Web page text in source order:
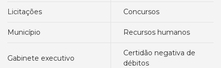
licitações concursos
município recursos humanos
gabinete executivo
certidão negativa de
débitos